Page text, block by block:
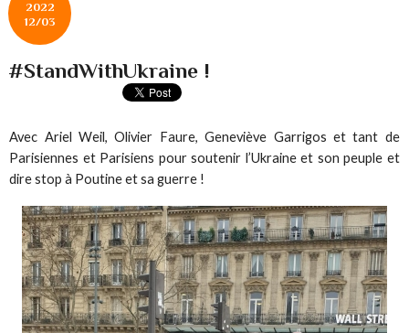
2022
12/03
#StandWithUkraine !
Avec Ariel Weil, Olivier Faure, Geneviève Garrigos et tant de
Parisiennes et Parisiens pour soutenir l’Ukraine et son peuple et
dire stop à Poutine et sa guerre !